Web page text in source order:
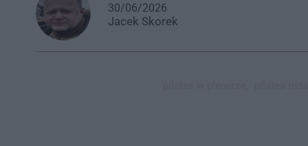
30/06/2026
Jacek Skorek